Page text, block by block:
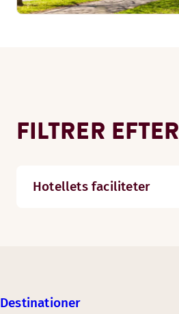
FILTRER EFTER
Hotellets faciliteter
Destinationer